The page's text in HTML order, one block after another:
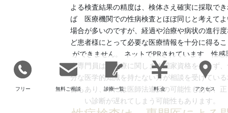
よる検査結果の精度は、検体さえ確実に採取で
ば 医療機関での性病検査とほぼ同じと考えてよ
場合が多いのですが、経過や治療や病状の進行
ど患者様にとって必要な医療情報を十分に得る
ができません。 ネットでPRされています 性感
症専門員は 医療に関します国家資格を持たず
分な医学的知識を持たない方が相談を受けてい
合もあり、中には医師法違反の可能性もあり、
い診断が遅れてしまう可能性もあります。
フリー 無料ご相談 診療一覧 料 金 アクセス